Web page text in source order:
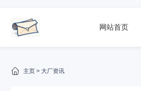
网站首页
主页 > 大厂资讯